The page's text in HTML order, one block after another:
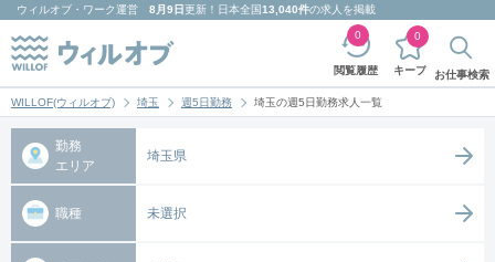
ウィルオブ・ワーク運営 8月9日更新！日本全国13,040件の求人を掲載
閲覧履歴
0
キープ
0
お仕事検索
WILLOF(ウィルオブ) 埼玉 週5日勤務 埼玉の週5日勤務求人一覧
勤務
エリア
埼玉県
職種 未選択